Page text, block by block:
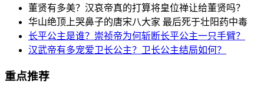
董贤有多美？汉哀帝真的打算将皇位禅让给董贤吗？
华山绝顶上哭鼻子的唐宋八大家 最后死于壮阳药中毒
长平公主是谁？崇祯帝为何斩断长平公主一只手臂？
汉武帝有多宠爱卫长公主？卫长公主结局如何？
重点推荐